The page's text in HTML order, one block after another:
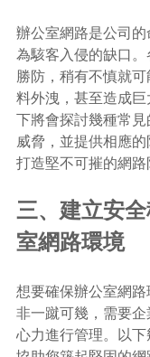
辦公室網路是公司
為駭客入侵的缺口
勝防，稍有不慎就
料外洩，甚至造成
下將會探討幾種常
威脅，並提供相應
打造堅不可摧的網路
三、建立安
室網路環境
想要確保辦公室網
非一蹴可幾，需要
心力進行管理。以